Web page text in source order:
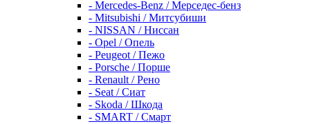
- Mercedes-Benz / Мерседес-бенз
- Mitsubishi / Митсубиши
- NISSAN / Ниссан
- Opel / Опель
- Peugeot / Пежо
- Porsche / Порше
- Renault / Рено
- Seat / Сиат
- Skoda / Шкода
- SMART / Смарт